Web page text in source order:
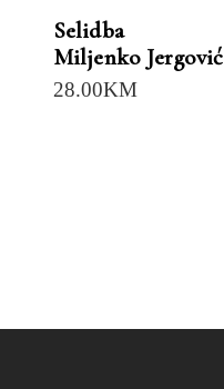
Selidba
Miljenko Jergović
28.00KM